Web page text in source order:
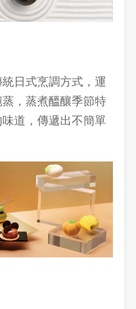
日式烹調方式，運
，蒸煮醞釀季節特
道，傳遞出不簡單